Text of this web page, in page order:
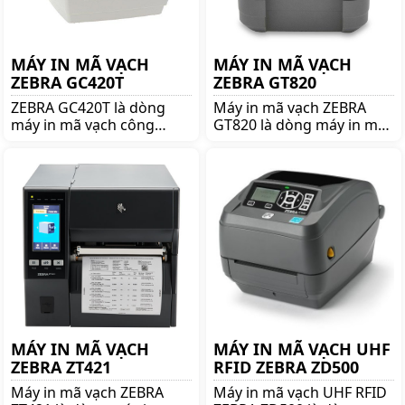
MÁY IN MÃ VẠCH
ZEBRA GC420T
ZEBRA GC420T là dòng
máy in mã vạch công
hiệu ZEBRA. Mua ZEBRA
GC420T lên ngay
shoppos.vn để nhận được
nhiều ưu đãi và giá tốt!!
MÁY IN MÃ VẠCH
ZEBRA GT820
Máy in mã vạch ZEBRA
GT820 là dòng máy in mã
GT820 lên ngay
shoppos.vn để nhận được
nhiều ưu đãi và giá tốt!!
MÁY IN MÃ VẠCH
ZEBRA ZT421
Máy in mã vạch ZEBRA
MÁY IN MÃ VẠCH UHF
RFID ZEBRA ZD500
Máy in mã vạch UHF RFID